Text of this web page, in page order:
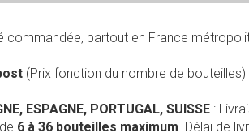
commandée, partout en France
(Prix fonction du nombre de
ESPAGNE, PORTUGAL, SUISSE :
6 à 36 bouteilles maximum. Délai de